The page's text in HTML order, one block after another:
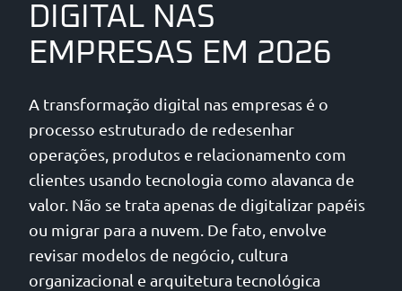
DIGITAL NAS
EMPRESAS EM 2026
A transformação digital nas empresas é o
processo estruturado de redesenhar
operações, produtos e relacionamento com
clientes usando tecnologia como alavanca de
valor. Não se trata apenas de digitalizar papéis
ou migrar para a nuvem. De fato, envolve
revisar modelos de negócio, cultura
organizacional e arquitetura tecnológica